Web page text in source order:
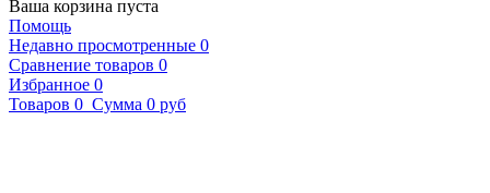
Ваша корзина пуста
Помощь
Недавно просмотренные 0
Сравнение товаров 0
Избранное 0
Товаров 0 Сумма 0 руб